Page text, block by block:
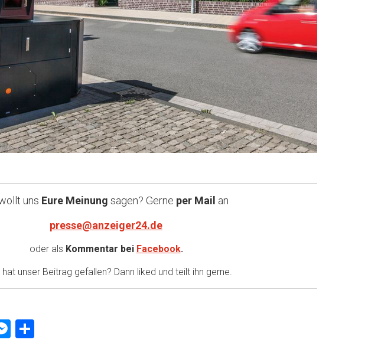
uns Eure Meinung sagen? Gerne per Mail an
presse@anzeiger24.de
oder als Kommentar bei Facebook.
hat unser Beitrag gefallen? Dann liked und teilt ihn gerne.
Messenger